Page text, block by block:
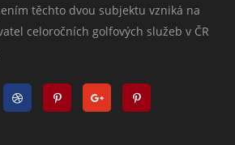
těchto dvou subjektu vzniká na
celoročních golfových služeb v ČR